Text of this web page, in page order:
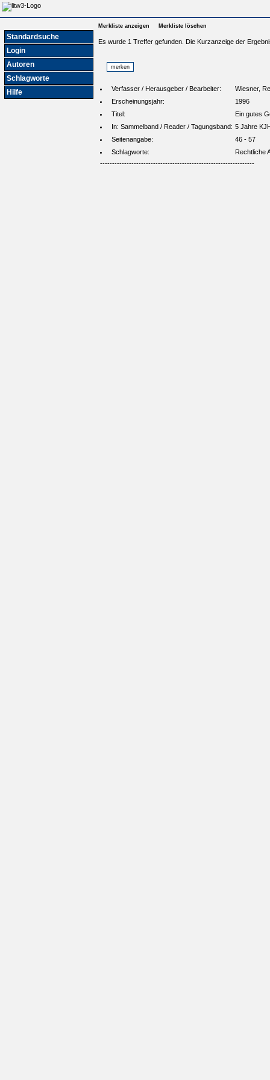
Standardsuche
Login
Autoren
Schlagworte
Hilfe
Merkliste anzeigen Merkliste löschen
Es wurde 1 Treffer gefunden. Die Kurzanzeige der
Verfasser / Herausgeber / Bearbeiter:
Wiesner,
Erscheinungsjahr:
1996
Titel:
Ein gutes
In: Sammelband / Reader / Tagungsband: 5 Jahre
Seitenangabe:
46 - 57
Schlagworte:
Rechtliche
----------------------------------------------------------------